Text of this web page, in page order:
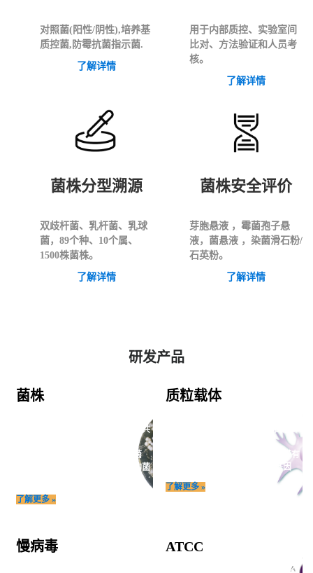
对照菌(阳性/阴性),培养基
质控菌,防霉抗菌指示菌.
了解详情
用于内部质控、实验室间
比对、方法验证和人员考
核。
了解详情
菌株分型溯源
双歧杆菌、乳杆菌、乳球
菌，89个种、10个属、
1500株菌株。
了解详情
菌株安全评价
芽胞悬液 ，霉菌孢子悬
液，菌悬液 ，染菌滑石粉/
石英粉。
了解详情
研发产品
菌株
菌、放线菌、酵母菌、丝状真菌等共
包括模式菌株、标准菌株（质控菌
株）、生产菌株、以及用于研发的菌
了解更多 »
质粒载体
应实验室操作而进行人工构建的质
与天然质粒相比，质粒载体通常带有
一个或一个以上的选择性标记基因
了解更多 »
慢病毒 ATCC
ATCC成立于1925年，是世界上最大